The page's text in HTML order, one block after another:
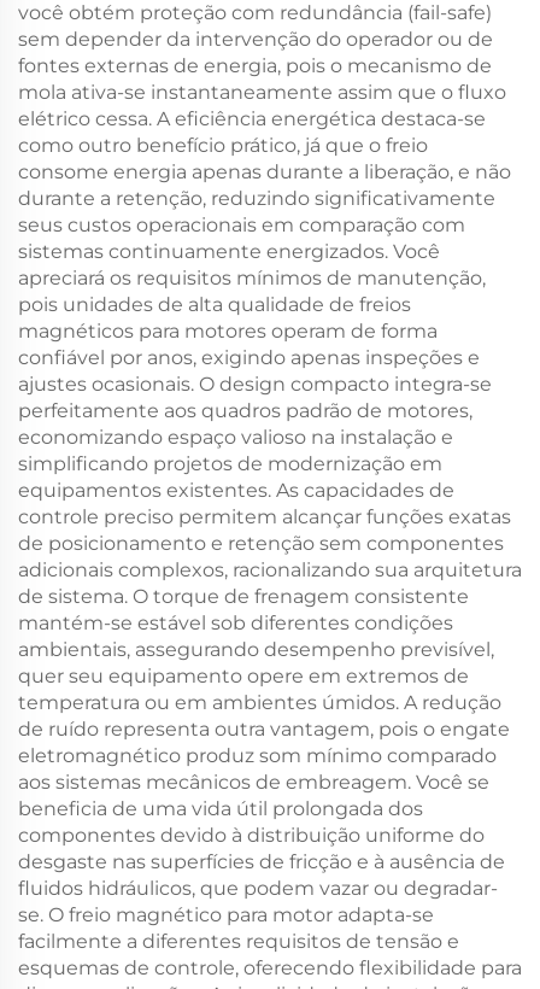
você obtém proteção com redundância (fail-safe)
sem depender da intervenção do operador ou de
fontes externas de energia, pois o mecanismo de
mola ativa-se instantaneamente assim que o fluxo
elétrico cessa. A eficiência energética destaca-se
como outro benefício prático, já que o freio
consome energia apenas durante a liberação, e não
durante a retenção, reduzindo significativamente
seus custos operacionais em comparação com
sistemas continuamente energizados. Você
apreciará os requisitos mínimos de manutenção,
pois unidades de alta qualidade de freios
magnéticos para motores operam de forma
confiável por anos, exigindo apenas inspeções e
ajustes ocasionais. O design compacto integra-se
perfeitamente aos quadros padrão de motores,
economizando espaço valioso na instalação e
simplificando projetos de modernização em
equipamentos existentes. As capacidades de
controle preciso permitem alcançar funções exatas
de posicionamento e retenção sem componentes
adicionais complexos, racionalizando sua arquitetura
de sistema. O torque de frenagem consistente
mantém-se estável sob diferentes condições
ambientais, assegurando desempenho previsível,
quer seu equipamento opere em extremos de
temperatura ou em ambientes úmidos. A redução
de ruído representa outra vantagem, pois o engate
eletromagnético produz som mínimo comparado
aos sistemas mecânicos de embreagem. Você se
beneficia de uma vida útil prolongada dos
componentes devido à distribuição uniforme do
desgaste nas superfícies de fricção e à ausência de
fluidos hidráulicos, que podem vazar ou degradar-
se. O freio magnético para motor adapta-se
facilmente a diferentes requisitos de tensão e
esquemas de controle, oferecendo flexibilidade para